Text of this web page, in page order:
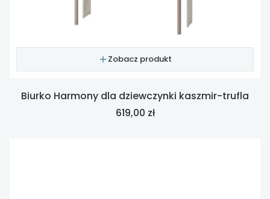
Zobacz produkt
Biurko Harmony dla dziewczynki kaszmir-trufla
Cena
619,00 zł